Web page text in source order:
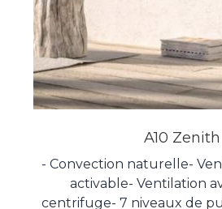
A10 Zenith
- Convection naturelle-
activable- Ventilation
centrifuge- 7 niveaux de